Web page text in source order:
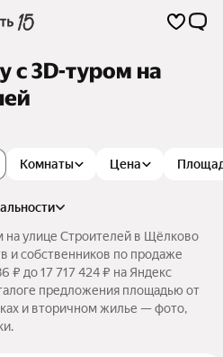
c 3D-туром на
Комнаты Цена
на улице Строителей в Щёлково
и собственников по продаже
₽ до 17 717 424 ₽ на Яндекс
предложения площадью от
и вторичном жилье — фото,